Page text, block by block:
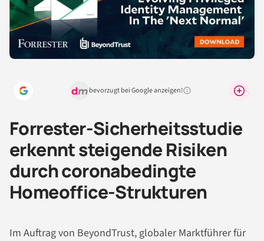
bevorzugt bei Google anzeigen!Warum lohnt sich das?
Forrester-Sicherheitsstudie
erkennt steigende Risiken
durch coronabedingte
Homeoffice-Strukturen
Im Auftrag von BeyondTrust, globaler Marktführer für